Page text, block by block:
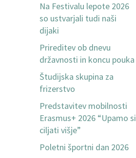
Na Festivalu lepote 2026
so ustvarjali tudi naši
dijaki
Prireditev ob dnevu
državnosti in koncu pouka
Študijska skupina za
frizerstvo
Predstavitev mobilnosti
Erasmus+ 2026 “Upamo si
ciljati višje”
Poletni športni dan 2026